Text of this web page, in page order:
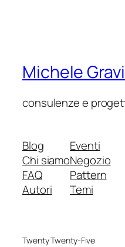
Michele
consulenze e
Blog
Chi siamo
FAQ
Autori
Eventi
Negozio
Pattern
Temi
Twenty Twenty-Five